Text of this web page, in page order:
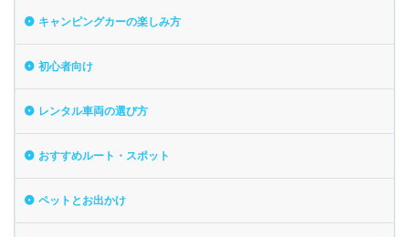
キャンピングカーの楽しみ方
初心者向け
レンタル車両の選び方
おすすめルート・スポット
ペットとお出かけ